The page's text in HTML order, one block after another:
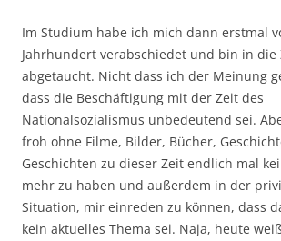
Im Studium habe ich mich dann erstmal
Jahrhundert verabschiedet und bin in die
abgetaucht. Nicht dass ich der Meinung
dass die Beschäftigung mit der Zeit des
Nationalsozialismus unbedeutend sei.
froh ohne Filme, Bilder, Bücher,
Geschichten zu dieser Zeit endlich mal
mehr zu haben und außerdem in der
Situation, mir einreden zu können, dass
kein aktuelles Thema sei. Naja, heute